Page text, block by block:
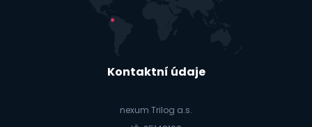
Kontaktní údaje
nexum Trilog a.s.